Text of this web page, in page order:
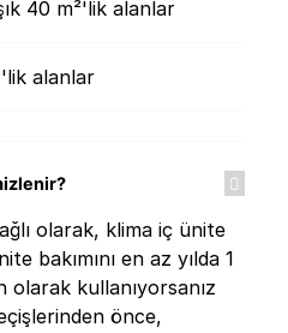
40 m²'lik alanlar
alanlar
olarak, klima iç ünite
bakımını en az yılda 1
olarak kullanıyorsanız
önce,